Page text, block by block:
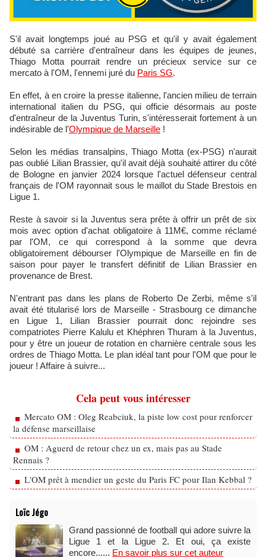
S'il avait longtemps joué au PSG et qu'il y avait également
débuté sa carrière d'entraîneur dans les équipes de jeunes,
Thiago Motta pourrait rendre un précieux service sur ce
mercato à l'OM, l'ennemi juré du Paris SG.
En effet, à en croire la presse italienne, l'ancien milieu de terrain
international italien du PSG, qui officie désormais au poste
d'entraîneur de la Juventus Turin, s'intéresserait fortement à un
indésirable de l'Olympique de Marseille !
Selon les médias transalpins, Thiago Motta (ex-PSG) n'aurait
pas oublié Lilian Brassier, qu'il avait déjà souhaité attirer du côté
de Bologne en janvier 2024 lorsque l'actuel défenseur central
français de l'OM rayonnait sous le maillot du Stade Brestois en
Ligue 1.
Reste à savoir si la Juventus sera prête à offrir un prêt de six
mois avec option d'achat obligatoire à 11M€, comme réclamé
par l'OM, ce qui correspond à la somme que devra
obligatoirement débourser l'Olympique de Marseille en fin de
saison pour payer le transfert définitif de Lilian Brassier en
provenance de Brest.
N'entrant pas dans les plans de Roberto De Zerbi, même s'il
avait été titularisé lors de Marseille - Strasbourg ce dimanche
en Ligue 1, Lilian Brassier pourrait donc rejoindre ses
compatriotes Pierre Kalulu et Khéphren Thuram à la Juventus,
pour y être un joueur de rotation en charnière centrale sous les
ordres de Thiago Motta. Le plan idéal tant pour l'OM que pour le
joueur ! Affaire à suivre...
Cela peut vous intéresser
Mercato OM : Oleg Reabciuk, la piste low cost pour renforcer
la défense marseillaise
OM : Aguerd de retour chez un ex, mais pas au Stade
Rennais ?
L'OM prêt à mendier un geste du Paris FC pour Ilan Kebbal ?
Loïc Jégo
Grand passionné de football qui adore suivre la
Ligue 1 et la Ligue 2. Et oui, ça existe
encore...... En savoir plus sur cet auteur